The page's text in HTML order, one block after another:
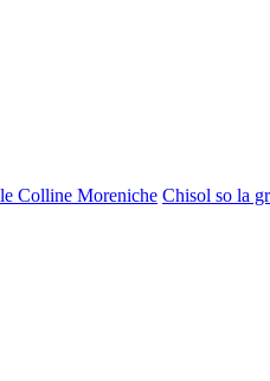
Colline Moreniche Chisol so la